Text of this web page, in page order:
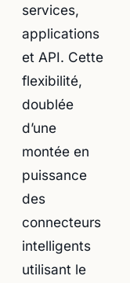
services,
applications
et API. Cette
flexibilité,
doublée
d’une
montée en
puissance
des
connecteurs
intelligents
utilisant le